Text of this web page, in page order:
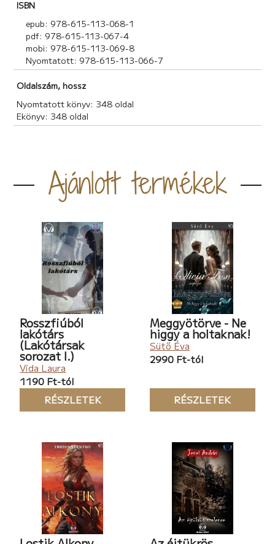
ISBN
epub: 978-615-113-068-1
pdf: 978-615-113-067-4
mobi: 978-615-113-069-8
Nyomtatott: 978-615-113-066-7
Oldalszám, hossz
Nyomtatott könyv: 348 oldal
Ekönyv: 348 oldal
Ajánlott termékek
Rosszfiúból
lakótárs
(Lakótársak
sorozat I.)
Vida Laura
1190 Ft-tól
RÉSZLETEK
Meggyötörve - Ne
higgy a holtaknak!
Sütő Éva
2990 Ft-tól
RÉSZLETEK